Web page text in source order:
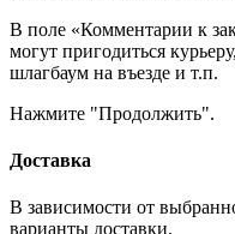
В поле «Комментарии к
могут пригодиться
шлагбаум на въезде и т.п.
Нажмите "Продолжить".
Доставка
В зависимости от
варианты доставки.